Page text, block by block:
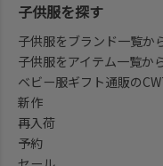
子供服を探す
子供服をブランド一覧か
子供服をアイテム一覧か
ベビー服ギフト通販の
新作
再入荷
予約